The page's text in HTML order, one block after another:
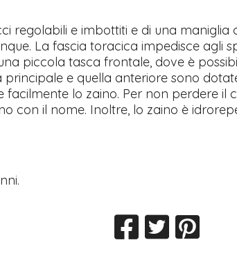
regolabili e imbottiti e di una
La fascia toracica impedisce agli
piccola tasca frontale, dove è
e quella anteriore sono
facilmente lo zaino. Per non perdere il
con il nome. Inoltre, lo zaino è